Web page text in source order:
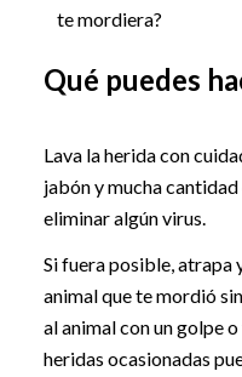
te mordiera?
Qué puedes
Lava la herida con
jabón y mucha
eliminar algún virus.
Si fuera posible, atrapa
animal que te mordió
al animal con un golpe
heridas ocasionadas